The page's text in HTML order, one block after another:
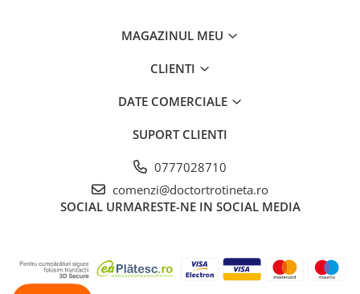
MAGAZINUL MEU
CLIENTI
DATE COMERCIALE
SUPORT CLIENTI
0777028710
comenzi@doctortrotineta.ro
SOCIAL URMARESTE-NE IN SOCIAL MEDIA